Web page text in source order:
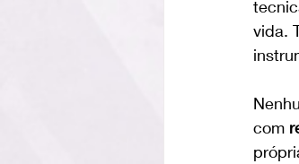
vida.
com